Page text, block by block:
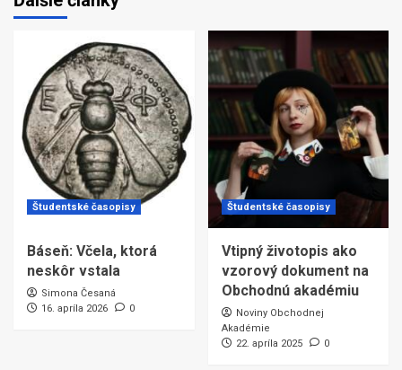
Študentské časopisy
Báseň: Včela, ktorá
neskôr vstala
Simona Česaná
16. apríla 2026
0
Študentské časopisy
Vtipný životopis ako
vzorový dokument na
Obchodnú akadémiu
Noviny Obchodnej
Akadémie
22. apríla 2025
0